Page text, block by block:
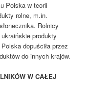
Polska w teorii
rolne, m.in.
Rolnicy
produkty
dopuściła przez
do innych krajów.
W CAŁEJ